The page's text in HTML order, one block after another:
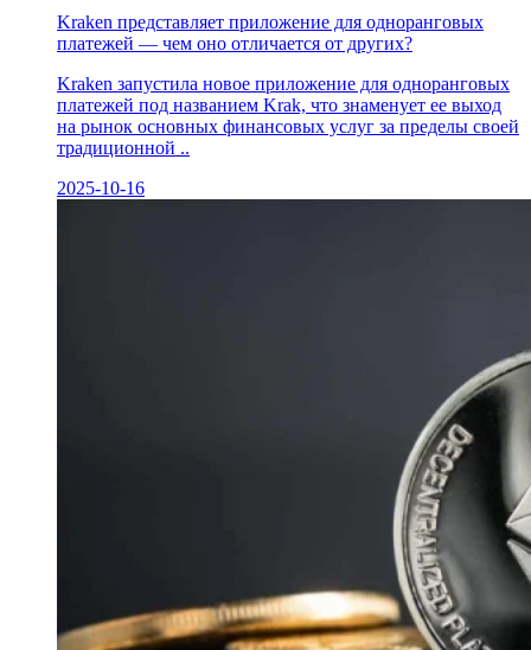
Kraken представляет приложение для одноранговых
платежей — чем оно отличается от других?
Kraken запустила новое приложение для одноранговых
платежей под названием Krak, что знаменует ее выход
на рынок основных финансовых услуг за пределы своей
традиционной ..
2025-10-16